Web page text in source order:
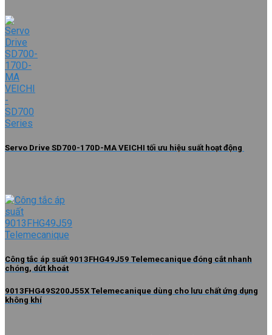
Servo Drive SD700-170D-MA VEICHI tối ưu hiệu suất hoạt động
Công tắc áp suất 9013FHG49J59 Telemecanique đóng cắt nhanh
chóng, dứt khoát
9013FHG49S200J55X Telemecanique dùng cho lưu chất ứng dụng
không khí